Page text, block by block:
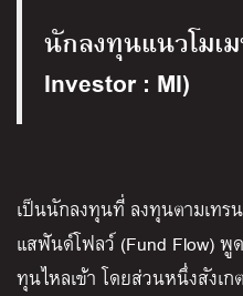
นักลงทุนแนวโมเ
Investor : MI)
เป็นนักลงทุนที่ ลงทุนตามเทร
แสฟันด์โฟลว์ (Fund Flow) พู
ทุนไหลเข้า โดยส่วนหนึ่งสังเ